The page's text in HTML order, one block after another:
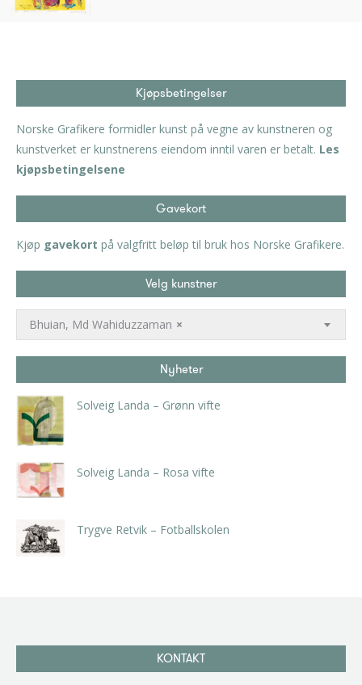
Kjøpsbetingelser
Norske Grafikere formidler kunst på vegne av kunstneren og
kunstverket er kunstnerens eiendom inntil varen er betalt. Les
kjøpsbetingelsene
Gavekort
Kjøp gavekort på valgfritt beløp til bruk hos Norske Grafikere.
Velg kunstner
×
Bhuian, Md Wahiduzzaman
Nyheter
Solveig Landa – Grønn vifte
Solveig Landa – Rosa vifte
Trygve Retvik – Fotballskolen
KONTAKT